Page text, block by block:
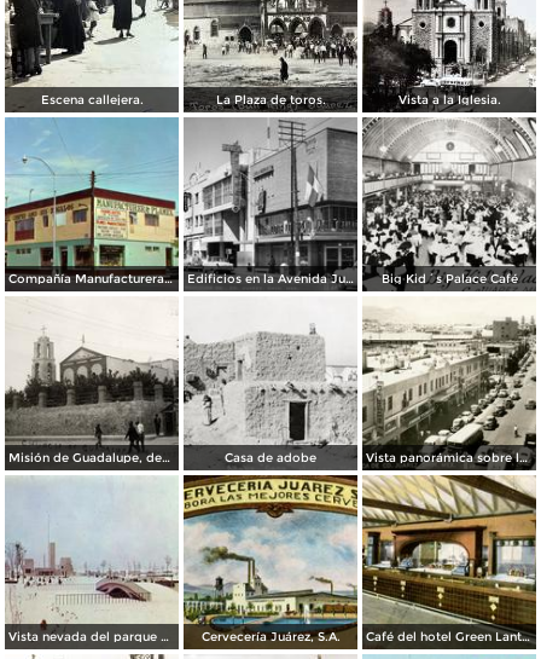
Escena callejera. La Plaza de toros. Vista a la Iglesia.
Compañía Manufacturera Plamex, en el cruce de Insurgentes y Paraguay Edificios en la Avenida Juárez Big Kid´s Palace Café
Misión de Guadalupe, depúes de la toma de Ciudad Juárez, durante la Revolución Mexicana Casa de adobe Vista panorámica sobre la Avenida 16 de Septiembre
Vista nevada del parque El Chamizal Cervecería Juárez, S.A. Café del hotel Green Lantern Inn